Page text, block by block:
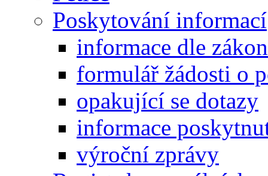
Poskytování informací
informace dle
formulář žádosti o
opakující se dotazy
informace
výroční zprávy